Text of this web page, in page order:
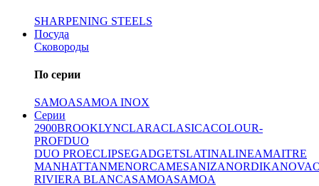
SHARPENING STEELS
Посуда
Сковороды
По серии
SAMOASAMOA INOX
Серии
2900BROOKLYNCLARACLASICACOLOUR-
PROFDUO
DUO PROECLIPSEGADGETSLATINALINEAMAITRE
MANHATTANMENORCAMESANIZANORDIKANOVA
RIVIERA BLANCASAMOASAMOA